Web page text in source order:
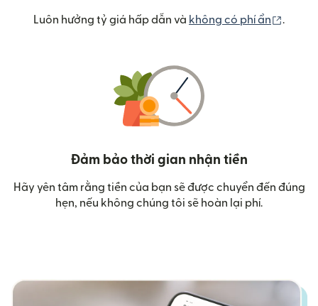
Luôn hưởng tỷ giá hấp dẫn và không có phí ẩn .
Đảm bảo thời gian nhận tiền
Hãy yên tâm rằng tiền của bạn sẽ được chuyển đến đúng
hẹn, nếu không chúng tôi sẽ hoàn lại phí.